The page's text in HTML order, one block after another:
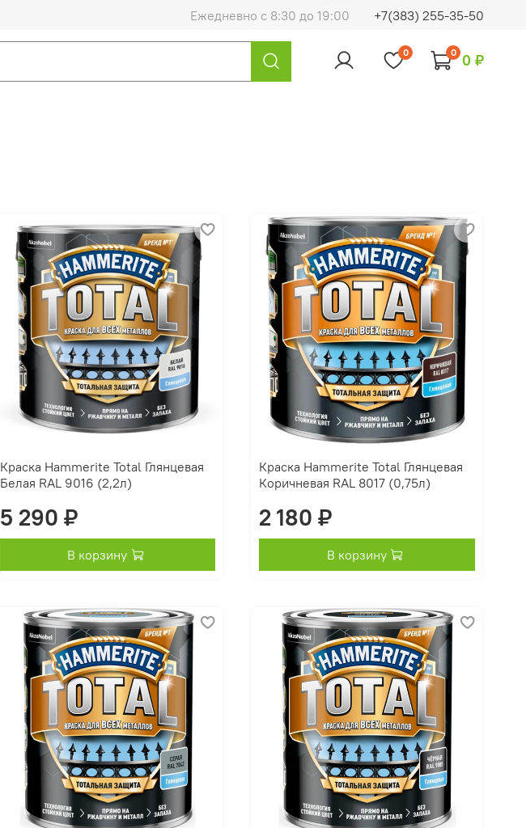
Ежедневно с 8:30 до 19:00 +7(383) 255-35-50
0 0 0 ₽
Краска Hammerite Total Глянцевая
Белая RAL 9016 (2,2л)
5 290 ₽
В корзину
Краска Hammerite Total Глянцевая
Коричневая RAL 8017 (0,75л)
2 180 ₽
В корзину